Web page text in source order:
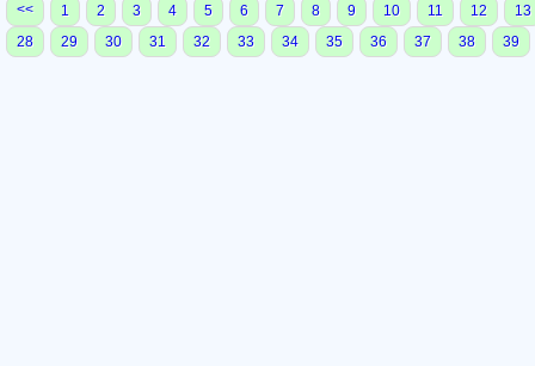
<< 1 2 3 4 5 6 7 8 9 10 11 12
13
28
29 30 31 32 33 34 35 36 37 38 39